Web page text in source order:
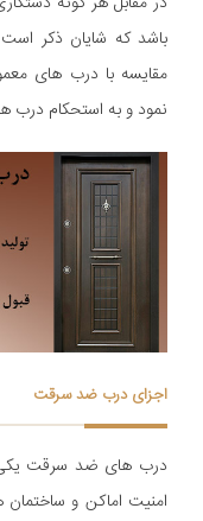
باشد که شایان ذکر
مقایسه با درب های
نمود و به استحکام
اجزای درب ضد سرقت
درب های ضد سرقت یکی
امنیت اماکن و